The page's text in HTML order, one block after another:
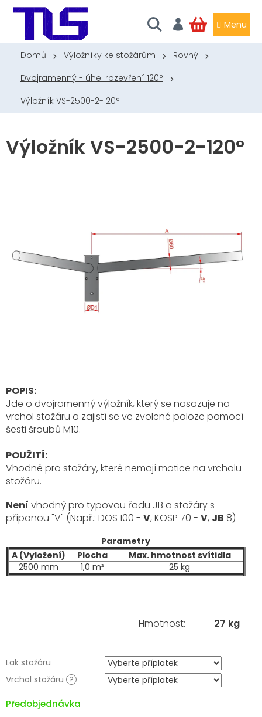
Přejít
NÁKUPNÍ
KOŠÍK
Domů Výložníky ke stožárům
Rovný
Dvojramenný - úhel rozevření 120°
Výložník VS-2500-2-120°
Výložník VS-2500-2-120°
Předobjednávka
Lak stožáru
Vrchol stožáru ?
POPIS:
Jde o dvojramenný výložník, který se nasazuje na
vrchol stožáru a zajistí se ve zvolené poloze pomocí
šesti šroubů M10.
POUŽITÍ:
Vhodné pro stožáry, které nemají matice na vrcholu
stožáru.
Není vhodný pro typovou řadu JB a stožáry s
příponou "V" (Např.: DOS 100 - V, KOSP 70 - V, JB 8)
Parametry
A (Vyložení)
Plocha
Max. hmotnost svítidla
2500 mm
1,0 m² 25 kg
Hmotnost: 27 kg